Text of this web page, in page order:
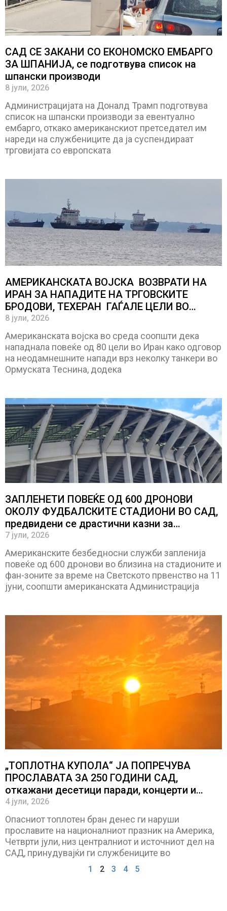
САД СЕ ЗАКАНИ СО ЕКОНОМСКО ЕМБАРГО
ЗА ШПАНИЈА, се подготвува список на
шпански производи
8 јули, 2026
Администрацијата на Доналд Трамп подготвува
список на шпански производи за евентуално
ембарго, откако американскиот претседател им
нареди на службениците да ја суспендираат
трговијата со европската
АМЕРИКАНСКАТА ВОЈСКА ВОЗВРАТИ НА
ИРАН ЗА НАПАДИТЕ НА ТРГОВСКИТЕ
БРОДОВИ, ТЕХЕРАН ГАЃАЛЕ ЦЕЛИ ВО
БАХРЕИН И КУВАЈТ
8 јули, 2026
Американската војска во среда соопшти дека
нападнала повеќе од 80 цели во Иран како одговор
на неодамнешните напади врз неколку танкери во
Ормускaта Теснина, додека
ЗАПЛЕНЕТИ ПОВЕЌЕ ОД 600 ДРОНОВИ
ОКОЛУ ФУДБАЛСКИТЕ СТАДИОНИ ВО САД,
предвидени се драстични казни за
„пилотите“
7 јули, 2026
Американските безбедносни служби запленија
повеќе од 600 дронови во близина на стадионите и
фан-зоните за време на Светското првенство на 11
јуни, соопшти американската Администрација
„ТОПЛОТНА КУПОЛА“ ЈА ПОПРЕЧУВА
ПРОСЛАВАТА ЗА 250 ГОДИНИ САД,
откажани десетици паради, концерти и
огномети, половина од населението е доби
предупредување
4 јули, 2026
Опасниот топлотен бран денес ги наруши
прославите на националниот празник на Америка,
Четврти јули, низ централниот и источниот дел на
САД, принудувајќи ги службениците во
1 2 3 4 5